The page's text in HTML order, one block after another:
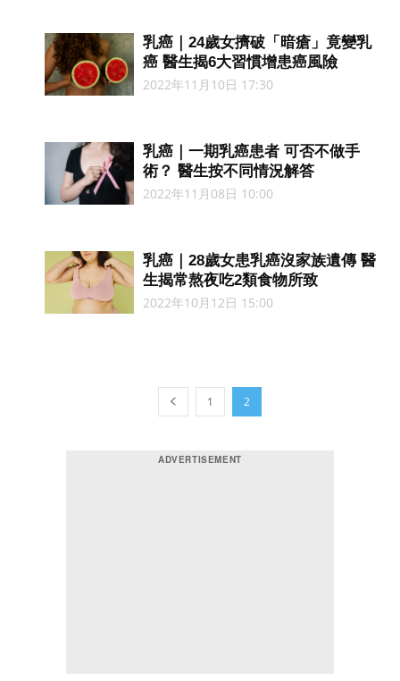
乳癌｜24歲女擠破「暗瘡」竟變乳
癌 醫生揭6大習慣增患癌風險
2022年11月10日 17:30
乳癌｜一期乳癌患者 可否不做手
術？ 醫生按不同情況解答
2022年11月08日 10:00
乳癌｜28歲女患乳癌沒家族遺傳 醫
生揭常熬夜吃2類食物所致
2022年10月12日 15:00
1 2